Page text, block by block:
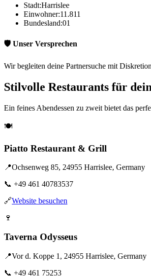
Stadt:Harrislee
Einwohner:11.811
Bundesland:01
🛡️ Unser Versprechen
Wir begleiten deine Partnersuche mit
Stilvolle Restaurants für
Ein feines Abendessen zu zweit bietet das
🍽️
Piatto Restaurant & Grill
📍Ochsenweg 85, 24955 Harrislee, Germany
📞 +49 461 40783537
🔗Website besuchen
🍷
Taverna Odysseus
📍Vor d. Koppe 1, 24955 Harrislee, Germany
📞 +49 461 75253